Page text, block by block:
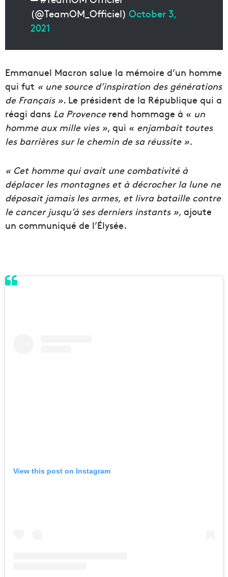
(@TeamOM_Officiel) October 3,
2021
Emmanuel Macron salue la mémoire d’un homme
qui fut « une source d’inspiration des générations
de Français ». Le président de la République qui a
réagi dans La Provence rend hommage à « un
homme aux mille vies », qui « enjambait toutes
les barrières sur le chemin de sa réussite ».
« Cet homme qui avait une combativité à
déplacer les montagnes et à décrocher la lune ne
déposait jamais les armes, et livra bataille contre
le cancer jusqu’à ses derniers instants », ajoute
un communiqué de l’Élysée.
View this post on Instagram